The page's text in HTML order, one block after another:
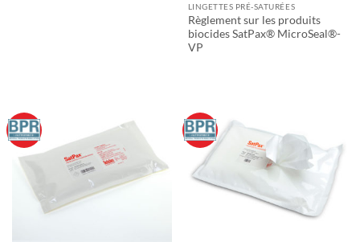
LINGETTES PRÉ-SATURÉES
Règlement sur les produits
biocides SatPax® MicroSeal®-
VP